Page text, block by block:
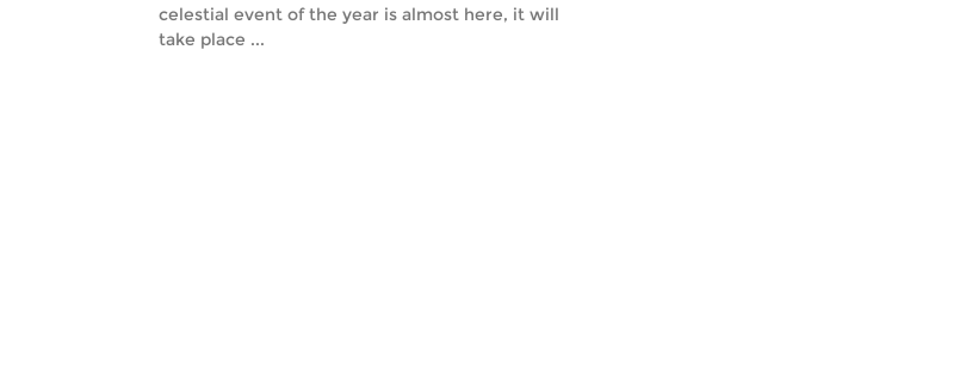
celestial event of the year is almost here, it will
take place ...